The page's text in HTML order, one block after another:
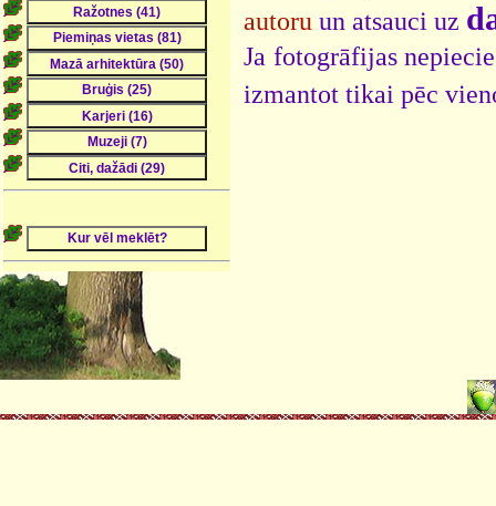
autoru un atsauci uz
Ja fotogrāfijas
izmantot tikai pēc